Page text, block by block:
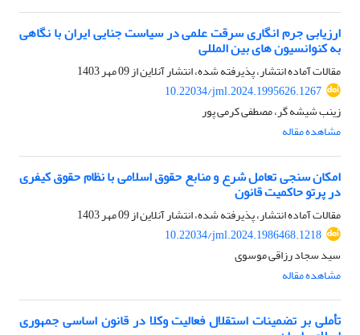
ارزیابی جرم انگاری سرقت علمی در سیاست جنایی ایران با نگاهی
به کنوانسیون های بین المللی
مقالات آماده انتشار، پذیرفته شده، انتشار آنلاین از09 مهر 1403
10.22034/jml.2024.1995626.1267
زینب شیشه گر، مصطفی کرمی پور
مشاهده مقاله
امکان سنجی تعامل شرع و منابع حقوق اسلامی با نظام حقوق کیفری
در پرتو حاکمیت قانون
مقالات آماده انتشار، پذیرفته شده، انتشار آنلاین از09 مهر 1403
10.22034/jml.2024.1986468.1218
سید سجاد رزاقی موسوی
مشاهده مقاله
تأملی بر تضمینات استقلال فعالیت وکلا در قانون اساسی جمهوری